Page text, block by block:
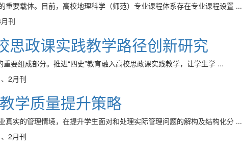
重要载体。目前，高校地理科学（师范）专业课程体系存在专业课程设置 ...
刊
思政课实践教学路径创新研究
要组成部分。推进“四史”教育融入高校思政课实践教学，让学生学 ...
2月刊
学质量提升策略
真实的管理情境，在提升学生面对和处理实际管理问题的解构及结构化分 ...
2月刊